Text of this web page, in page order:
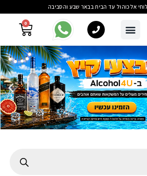
אלכוהול עד הבית בבאר שבע והסביבה
0